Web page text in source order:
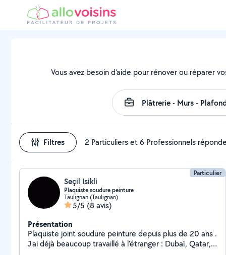
Vous avez besoin d'aide pour rénover ou réparer
Filtres 2 Particuliers et 6 Professionnels
Particulier
Seçil Isikli
Plaquiste soudure peinture
Taulignan (Taulignan)
5/5 (8 avis)
Présentation
Plaquiste joint soudure peinture depuis plus de 20 ans .
J'ai déjà beaucoup travaillé à l'étranger : Dubaï, Qatar,